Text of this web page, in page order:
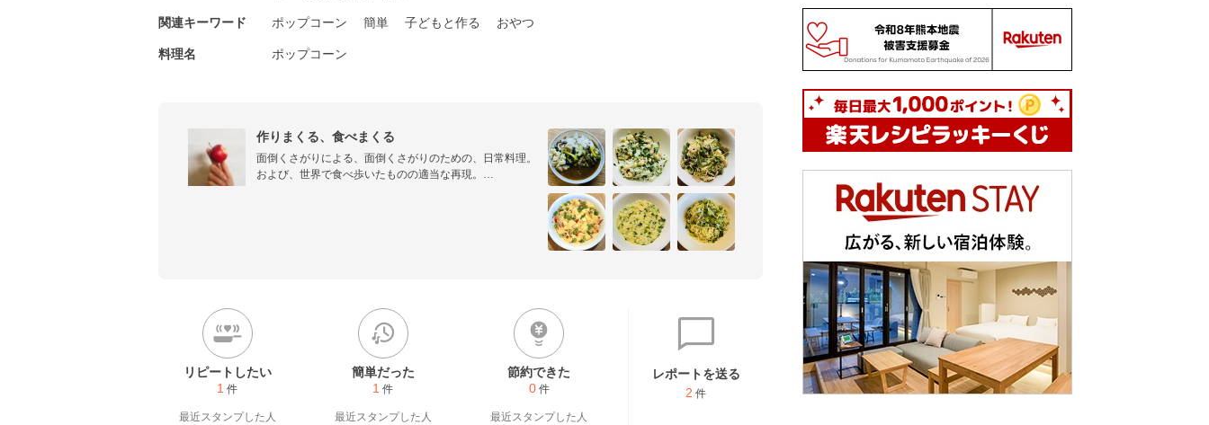
関連キーワード ポップコーン 簡単 子どもと作る おやつ
料理名 ポップコーン
作りまくる、食べまくる
面倒くさがりによる、面倒くさがりのための、日常料理。
および、世界で食べ歩いたものの適当な再現。
リピートしたい
1 件
最近スタンプした人
簡単だった
1 件
最近スタンプした人
節約できた
0 件
最近スタンプした人
レポートを送る
2 件